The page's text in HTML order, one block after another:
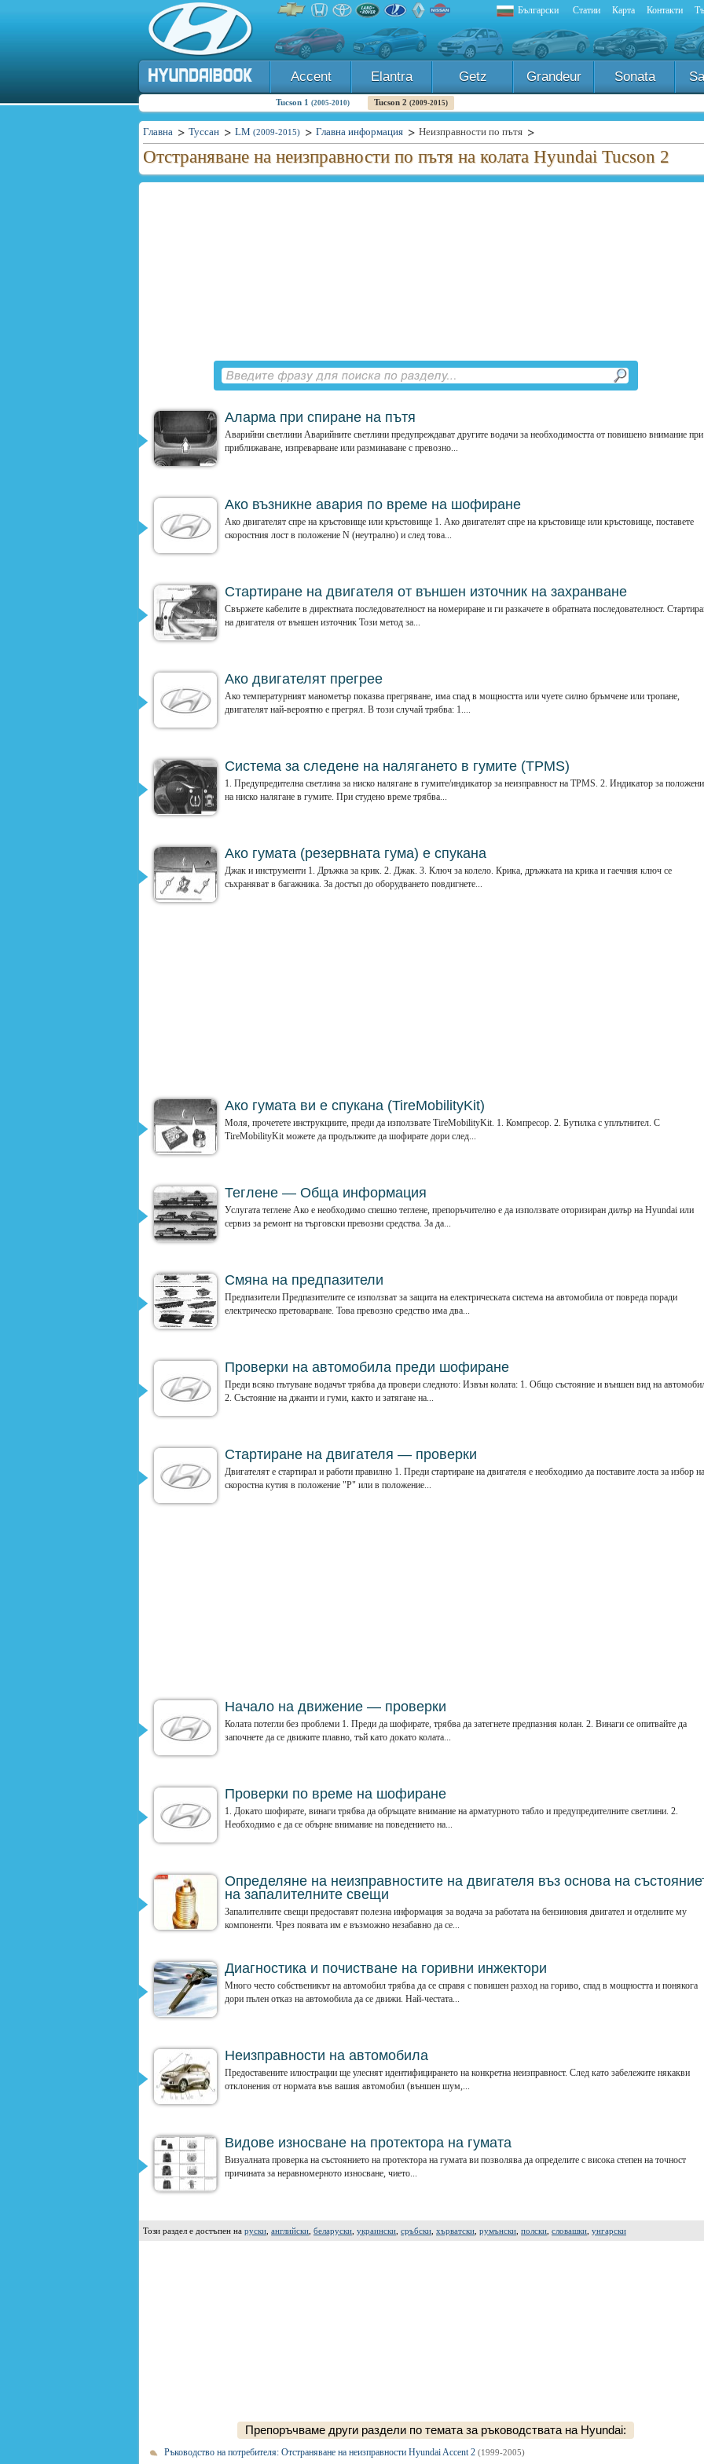
Български Статии Карта Контакти
Accent Elantra Getz Grandeur Sonata
Tucson 1 (2005-2010) Tucson 2 (2009-2015)
Главна Туссан LM (2009-2015) Главна информация Неизправности по пътя
Отстраняване на неизправности по пътя на колата Hyundai Tucson 2
Аларма при спиране на пътя
Аварийни светлини Аварийните светлини предупреждават другите водачи за необходимостта от повишено внимание при
приближаване, изпреварване или разминаване с превозно...
Ако възникне авария по време на шофиране
Ако двигателят спре на кръстовище или кръстовище 1. Ако двигателят спре на кръстовище или кръстовище, поставете
скоростния лост в положение N (неутрално) и след това...
Стартиране на двигателя от външен източник на захранване
Свържете кабелите в директната последователност на номериране и ги разкачете в обратната последователност.
на двигателя от външен източник Този метод за...
Ако двигателят прегрее
Ако температурният манометър показва прегряване, има спад в мощността или чуете силно бръмчене или тропане,
двигателят най-вероятно е прегрял. В този случай трябва: 1....
Система за следене на налягането в гумите (TPMS)
1. Предупредителна светлина за ниско налягане в гумите/индикатор за неизправност на TPMS. 2. Индикатор за
на ниско налягане в гумите. При студено време трябва...
Ако гумата (резервната гума) е спукана
Джак и инструменти 1. Дръжка за крик. 2. Джак. 3. Ключ за колело. Крика, дръжката на крика и гаечния ключ се
съхраняват в багажника. За достъп до оборудването повдигнете...
Ако гумата ви е спукана (TireMobilityKit)
Моля, прочетете инструкциите, преди да използвате TireMobilityKit. 1. Компресор. 2. Бутилка с уплътнител. С
TireMobilityKit можете да продължите да шофирате дори след...
Теглене — Обща информация
Услугата теглене Ако е необходимо спешно теглене, препоръчително е да използвате оторизиран дилър на Hyundai или
сервиз за ремонт на търговски превозни средства. За да...
Смяна на предпазители
Предпазители Предпазителите се използват за защита на електрическата система на автомобила от повреда поради
електрическо претоварване. Това превозно средство има два...
Проверки на автомобила преди шофиране
Преди всяко пътуване водачът трябва да провери следното: Извън колата: 1. Общо състояние и външен вид на
2. Състояние на джанти и гуми, както и затягане на...
Стартиране на двигателя — проверки
Двигателят е стартирал и работи правилно 1. Преди стартиране на двигателя е необходимо да поставите лоста за избор на
скоростна кутия в положение "P" или в положение...
Начало на движение — проверки
Колата потегли без проблеми 1. Преди да шофирате, трябва да затегнете предпазния колан. 2. Винаги се опитвайте да
започнете да се движите плавно, тъй като докато колата...
Проверки по време на шофиране
1. Докато шофирате, винаги трябва да обръщате внимание на арматурното табло и предупредителните светлини. 2.
Необходимо е да се обърне внимание на поведението на...
Определяне на неизправностите на двигателя въз основа на
на запалителните свещи
Запалителните свещи предоставят полезна информация за водача за работата на бензиновия двигател и отделните му
компоненти. Чрез появата им е възможно незабавно да се...
Диагностика и почистване на горивни инжектори
Много често собственикът на автомобил трябва да се справя с повишен разход на гориво, спад в мощността и понякога
дори пълен отказ на автомобила да се движи. Най-честата...
Неизправности на автомобила
Предоставените илюстрации ще улеснят идентифицирането на конкретна неизправност. След като забележите някакви
отклонения от нормата във вашия автомобил (външен шум,...
Видове износване на протектора на гумата
Визуалната проверка на състоянието на протектора на гумата ви позволява да определите с висока степен на точност
причината за неравномерното износване, чието...
Този раздел е достъпен на руски английски беларуски украински сръбски хърватски румънски полски словашки унгарски
Препоръчваме други раздели по темата за ръководствата на Hyundai:
Ръководство на потребителя: Отстраняване на неизправности Hyundai Accent 2 (1999-2005)